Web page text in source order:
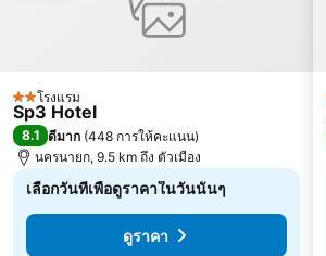
2 ดาวโรงแรม
Sp3 Hotel
8.1 ดีมาก (448 การให้คะแนน)
นครนายก, 9.5 km ถึง ตัวเมือง
เลือกวันที่เพื่อดูราคาในวันนั้นๆ
ดูราคา